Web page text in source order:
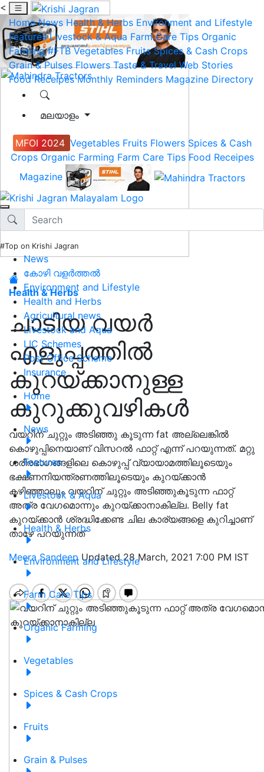
<
Home News Health & Herbs Environment and Lifestyle
Features Livestock & Aqua Farm Care Tips Organic
Farming #FTB Vegetables Fruits Spices & Cash Crops
Grain & Pulses Flowers Taste & Travel Web Stories
Food Receipes Monthly Reminders Magazine Directory
മലയാളം
MFOI 2024 Vegetables Fruits Flowers Spices & Cash
Crops Organic Farming Farm Care Tips Food Receipes
Magazine
#Top on Krishi Jagran
News
കോഴി വളർത്തൽ
Environment and Lifestyle
Health and Herbs
Agricultural news
Livestock and Aqua
LIC Schemes
Post Office Scheme
Insurance
Home
News
Features
Livestock & Aqua
Health & Herbs
Environment and Lifestyle
Farm Care Tips
Organic Farming
Vegetables
Spices & Cash Crops
Fruits
Grain & Pulses
Health & Herbs
ചാടിയ വയര്‍
എളുപ്പത്തിൽ
കുറയ്ക്കാനുള്ള
കുറുക്കുവഴികൾ
വയറിന് ചുറ്റും അടിഞ്ഞു കൂടുന്ന fat അല്ലെങ്കില്‍
കൊഴുപ്പിനെയാണ് വിസറൽ ഫാറ്റ് എന്ന് പറയുന്നത്. മറ്റു
ശരീരഭാഗങ്ങളിലെ കൊഴുപ്പ് വ്യായാമത്തിലൂടെയും
ഭക്ഷണനിയന്ത്രണത്തിലൂടെയും കുറയ്ക്കാന്‍
കഴിഞ്ഞാലും വയറിന് ചുറ്റും അടിഞ്ഞുകൂടുന്ന ഫാറ്റ്
അത്ര വേഗമൊന്നും കുറയ്ക്കാനാകില്ല. Belly fat
കുറയ്ക്കാൻ ശ്രദ്ധിക്കേണ്ട ചില കാര്യങ്ങളെ കുറിച്ചാണ്
താഴേ പറയുന്നത്
Meera Sandeep Updated 28 March, 2021 7:00 PM IST